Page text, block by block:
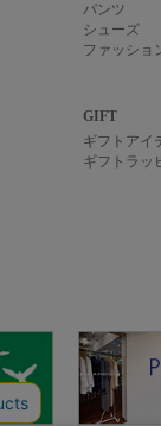
パンツ
シューズ
ファッショ
GIFT
ギフトアイ
ギフトラッ